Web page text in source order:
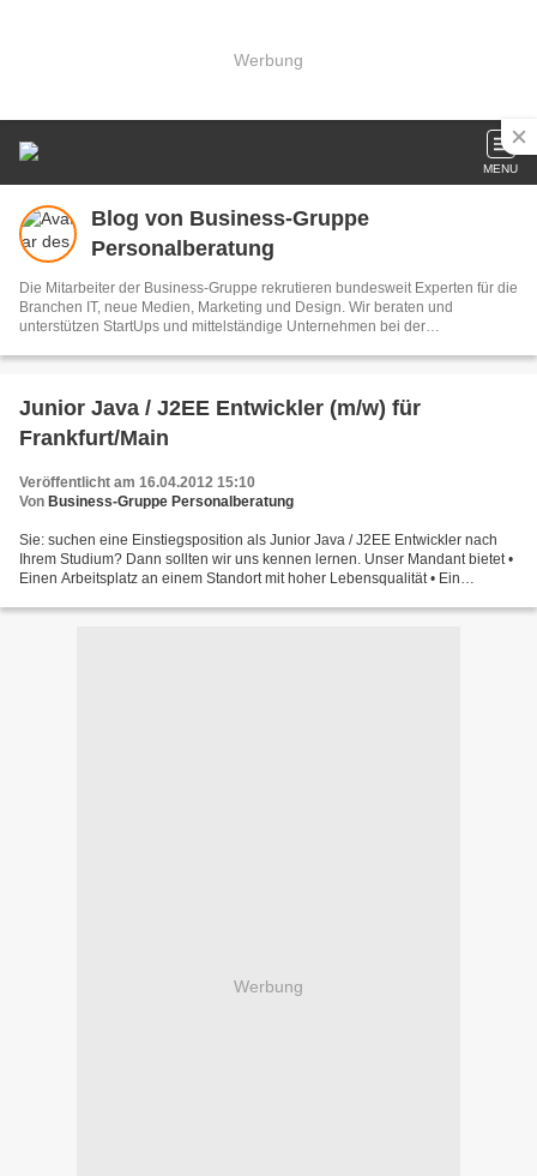
Werbung
MENU
Blog von Business-Gruppe
Personalberatung
Die Mitarbeiter der Business-Gruppe rekrutieren bundesweit Experten für die
Branchen IT, neue Medien, Marketing und Design. Wir beraten und
unterstützen StartUps und mittelständige Unternehmen bei der
Personalsuche und -auswahl sowie mit den ersten Vorgesprächen mit den
Junior Java / J2EE Entwickler (m/w) für
Frankfurt/Main
Veröffentlicht am 16.04.2012 15:10
Von Business-Gruppe Personalberatung
Sie: suchen eine Einstiegsposition als Junior Java / J2EE Entwickler nach
Ihrem Studium? Dann sollten wir uns kennen lernen. Unser Mandant bietet •
Einen Arbeitsplatz an einem Standort mit hoher Lebensqualität • Ein
Werbung